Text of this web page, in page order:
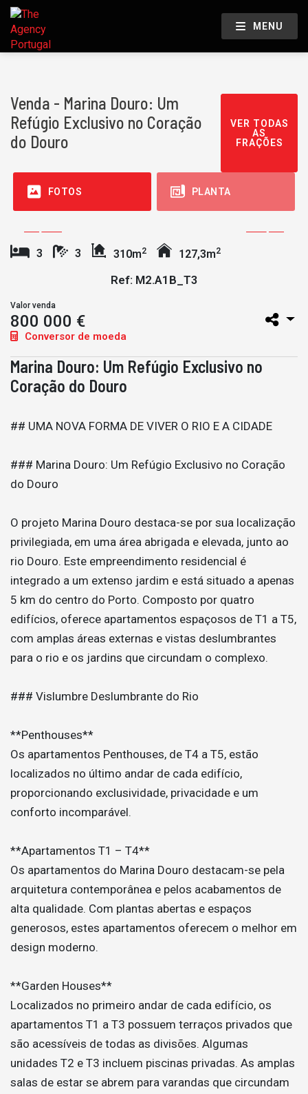
MENU
Venda - Marina Douro: Um
Refúgio Exclusivo no Coração
do Douro
VER TODAS
AS
FRAÇÕES
FOTOS PLANTA
3 3 310m2 127,3m2
Ref: M2.A1B_T3
Valor venda
800 000 €
Conversor de moeda
Marina Douro: Um Refúgio Exclusivo no
Coração do Douro
## UMA NOVA FORMA DE VIVER O RIO E A CIDADE
### Marina Douro: Um Refúgio Exclusivo no Coração
do Douro
O projeto Marina Douro destaca-se por sua localização
privilegiada, em uma área abrigada e elevada, junto ao
rio Douro. Este empreendimento residencial é
integrado a um extenso jardim e está situado a apenas
5 km do centro do Porto. Composto por quatro
edifícios, oferece apartamentos espaçosos de T1 a T5,
com amplas áreas externas e vistas deslumbrantes
para o rio e os jardins que circundam o complexo.
### Vislumbre Deslumbrante do Rio
**Penthouses**
Os apartamentos Penthouses, de T4 a T5, estão
localizados no último andar de cada edifício,
proporcionando exclusividade, privacidade e um
conforto incomparável.
**Apartamentos T1 – T4**
Os apartamentos do Marina Douro destacam-se pela
arquitetura contemporânea e pelos acabamentos de
alta qualidade. Com plantas abertas e espaços
generosos, estes apartamentos oferecem o melhor em
design moderno.
**Garden Houses**
Localizados no primeiro andar de cada edifício, os
apartamentos T1 a T3 possuem terraços privados que
são acessíveis de todas as divisões. Algumas
unidades T2 e T3 incluem piscinas privadas. As amplas
salas de estar se abrem para varandas que circundam